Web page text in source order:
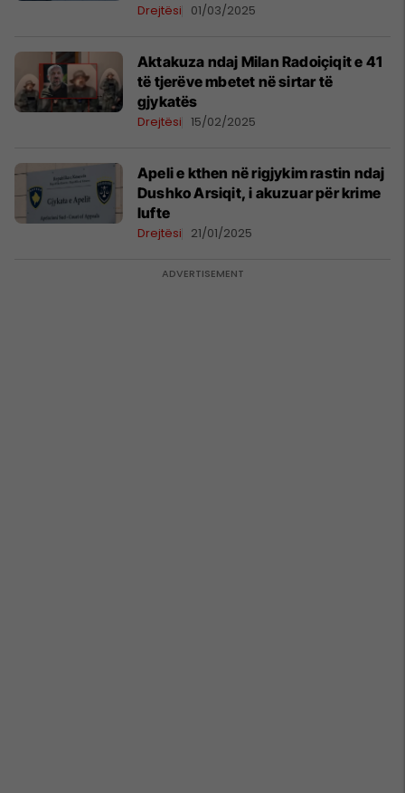
burgim
Drejtësi 01/03/2025
Aktakuza ndaj Milan Radoiçiqit e 41
të tjerëve mbetet në sirtar të
gjykatës
Drejtësi 15/02/2025
Apeli e kthen në rigjykim rastin ndaj
Dushko Arsiqit, i akuzuar për krime
lufte
Drejtësi 21/01/2025